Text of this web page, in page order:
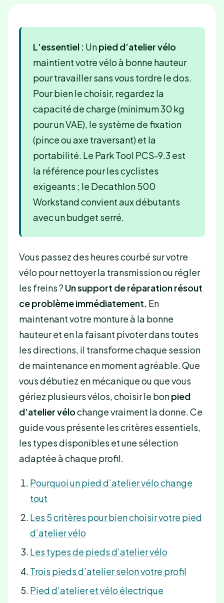
L’essentiel : Unpied d’atelier vélo
maintient votre vélo à bonne hauteur
pour travailler sans vous tordre le dos.
Pour bien le choisir, regardez la
capacité de charge (minimum 30 kg
pour un VAE), le système de fixation
(pince ou axe traversant) et la
portabilité. Le Park Tool PCS-9.3 est
la référence pour les cyclistes
exigeants ; le Decathlon 500
Workstand convient aux débutants
avec un budget serré.
Vous passez des heures courbé sur votre
vélo pour nettoyer la transmission ou régler
les freins ? Un support de réparation résout
ce problème immédiatement. En
maintenant votre monture à la bonne
hauteur et en la faisant pivoter dans toutes
les directions, il transforme chaque session
de maintenance en moment agréable. Que
vous débutiez en mécanique ou que vous
gériez plusieurs vélos, choisir le bonpied
d’atelier vélochange vraiment la donne. Ce
guide vous présente les critères essentiels,
les types disponibles et une sélection
adaptée à chaque profil.
Pourquoi un pied d’atelier vélo change
tout
Les 5 critères pour bien choisir votre pied
d’atelier vélo
Les types de pieds d’atelier vélo
Trois pieds d’atelier selon votre profil
Pied d’atelier et vélo électrique